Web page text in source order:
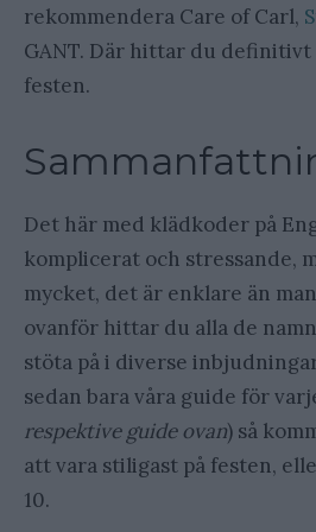
rekommendera Care of Carl,
GANT. Där hittar du definitivt
festen.
Det här med klädkoder på
komplicerat och stressande,
mycket, det är enklare än
ovanför hittar du alla de
stöta på i diverse
sedan bara våra guide för
respektive guide ovan) så
att vara stiligast på festen,
10.